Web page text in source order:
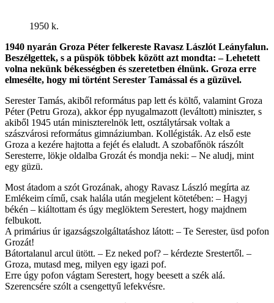
1950 k.
1940 nyarán Groza Péter felkereste Ravasz Lászlót Leányfalun.
Beszélgettek, s a püspök többek között azt mondta: – Lehetett
volna nekünk békességben és szeretetben élnünk. Groza erre
elmesélte, hogy mi történt Serester Tamással és a güzüvel.
Serester Tamás, akiből református pap lett és költő, valamint Groza
Péter (Petru Groza), akkor épp nyugalmazott (leváltott) miniszter, s
akiből 1945 után miniszterelnök lett, osztálytársak voltak a
szászvárosi református gimnáziumban. Kollégisták. Az első este
Groza a kezére hajtotta a fejét és elaludt. A szobafőnök rászólt
Seresterre, lökje oldalba Grozát és mondja neki: – Ne aludj, mint
egy güzü.
Most átadom a szót Grozának, ahogy Ravasz László megírta az
Emlékeim című, csak halála után megjelent kötetében: – Hagyj
békén – kiáltottam és úgy meglöktem Serestert, hogy majdnem
felbukott.
A primárius úr igazságszolgáltatáshoz látott: – Te Serester, üsd pofon
Grozát!
Bátortalanul arcul ütött. – Ez neked pof? – kérdezte Srestertől. –
Groza, mutasd meg, milyen egy igazi pof.
Erre úgy pofon vágtam Serestert, hogy beesett a szék alá.
Szerencsére szólt a csengettyű lefekvésre.